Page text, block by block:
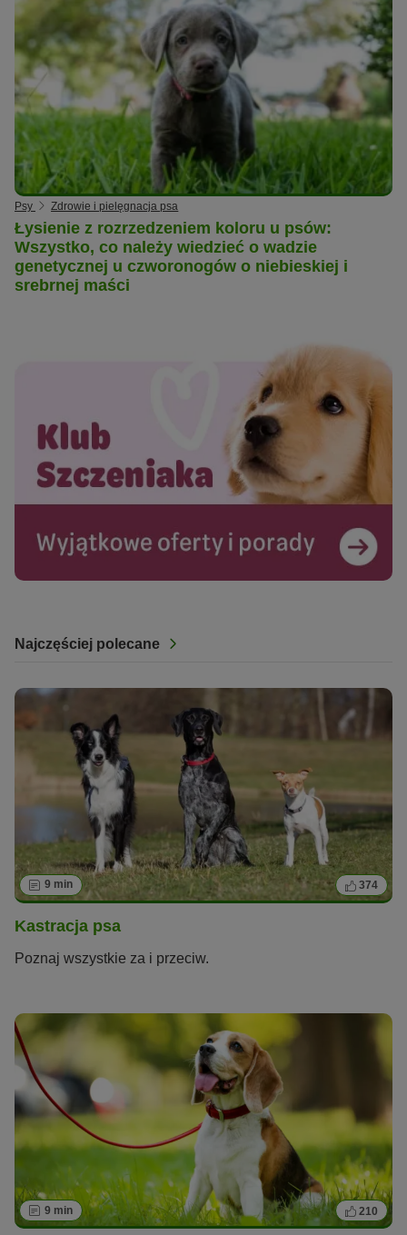
Psy Zdrowie i pielęgnacja psa
Łysienie z rozrzedzeniem koloru u psów:
Wszystko, co należy wiedzieć o wadzie
genetycznej u czworonogów o niebieskiej i
srebrnej maści
Najczęściej polecane
9 min 374
Kastracja psa
Poznaj wszystkie za i przeciw.
9 min 210